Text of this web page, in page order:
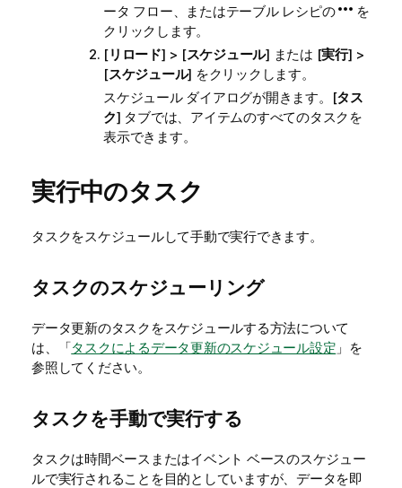
ータ フロー、またはテーブル レシピの
を
クリックします。
[リロード] > [スケジュール] または [実行] >
[スケジュール] をクリックします。
スケジュール ダイアログが開きます。[タス
ク] タブでは、アイテムのすべてのタスクを
表示できます。
実行中のタスク
タスクをスケジュールして手動で実行できます。
タスクのスケジューリング
データ更新のタスクをスケジュールする方法について
は、「タスクによるデータ更新のスケジュール設定 」を
参照してください。
タスクを手動で実行する
タスクは時間ベースまたはイベント ベースのスケジュー
ルで実行されることを目的としていますが、データを即